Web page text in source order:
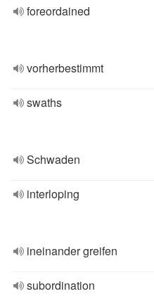
foreordained
vorherbestimmt
swaths
Schwaden
interloping
ineinander greifen
subordination